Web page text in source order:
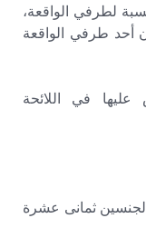
لطرفي الواقعة،
أحد طرفي الواقعة
عليها في اللائحة
ثمانى عشرة